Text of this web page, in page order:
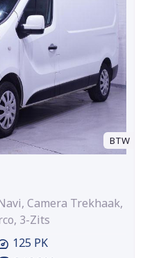
BTW
Camera Trekhaak,
3-Zits
125 PK